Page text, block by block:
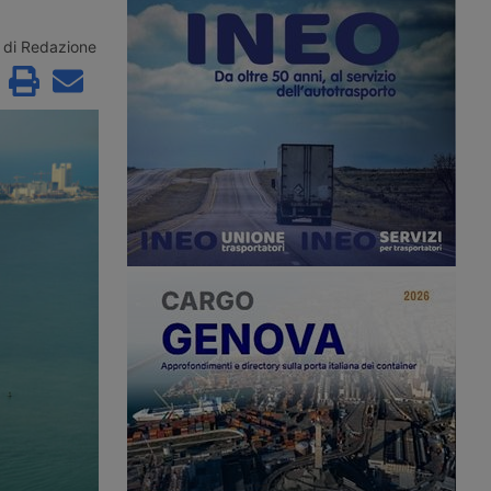
in nove porti
nuove a Trieste,
di progetti già
sei scali.
una portarinfuse greca viene colpita
da un proiettile e nel Mar Rosso gli
Houthi rivendicano l’ottavo attacco a
una petroliera saudita dal 22 luglio.
di Redazione